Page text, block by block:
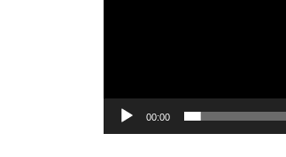
00:00